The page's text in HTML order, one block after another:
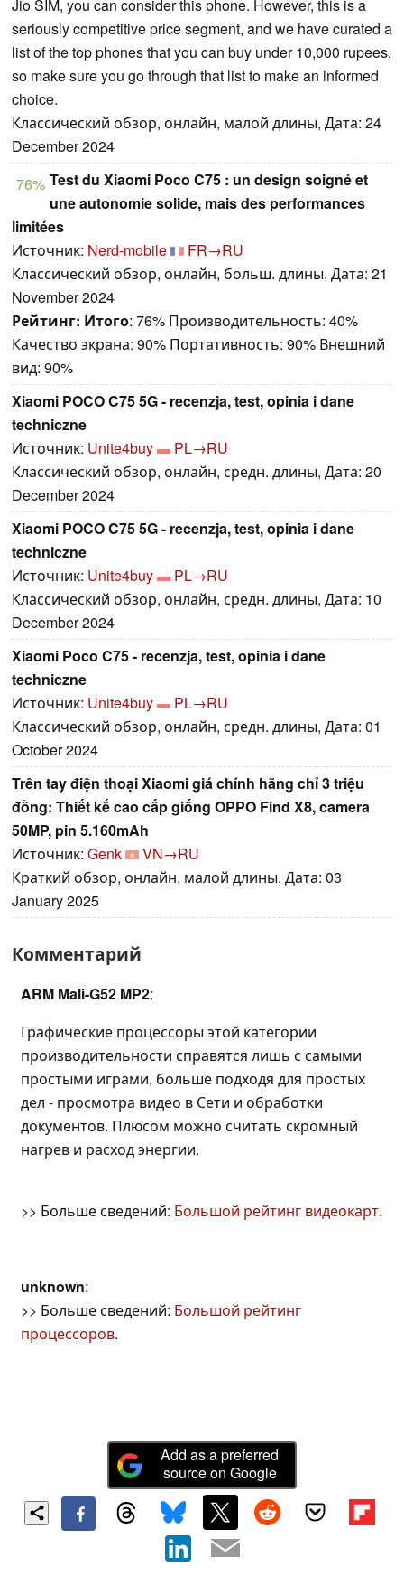
Jio SIM, you can consider this phone. However, this is a
seriously competitive price segment, and we have curated a
list of the top phones that you can buy under 10,000 rupees,
so make sure you go through that list to make an informed
choice.
Классический обзор, онлайн, малой длины, Дата: 24
December 2024
76% Test du Xiaomi Poco C75 : un design soigné et
une autonomie solide, mais des performances
limitées
Источник: Nerd-mobile
FR→RU
Классический обзор, онлайн, больш. длины, Дата: 21
November 2024
Рейтинг: Итого: 76% Производительность: 40%
Качество экрана: 90% Портативность: 90% Внешний
вид: 90%
Xiaomi POCO C75 5G - recenzja, test, opinia i dane
techniczne
Источник: Unite4buy
PL→RU
Классический обзор, онлайн, средн. длины, Дата: 20
December 2024
Xiaomi POCO C75 5G - recenzja, test, opinia i dane
techniczne
Источник: Unite4buy
PL→RU
Классический обзор, онлайн, средн. длины, Дата: 10
December 2024
Xiaomi Poco C75 - recenzja, test, opinia i dane
techniczne
Источник: Unite4buy
PL→RU
Классический обзор, онлайн, средн. длины, Дата: 01
October 2024
Trên tay điện thoại Xiaomi giá chính hãng chỉ 3 triệu
đồng: Thiết kế cao cấp giống OPPO Find X8, camera
50MP, pin 5.160mAh
Источник: Genk
VN→RU
Краткий обзор, онлайн, малой длины, Дата: 03
January 2025
Комментарий
ARM Mali-G52 MP2:
Графические процессоры этой категории
производительности справятся лишь с самыми
простыми играми, больше подходя для простых
дел - просмотра видео в Сети и обработки
документов. Плюсом можно считать скромный
нагрев и расход энергии.
>> Больше сведений: Большой рейтинг видеокарт.
unknown:
>> Больше сведений: Большой рейтинг
процессоров.
Add as a preferred
source on Google